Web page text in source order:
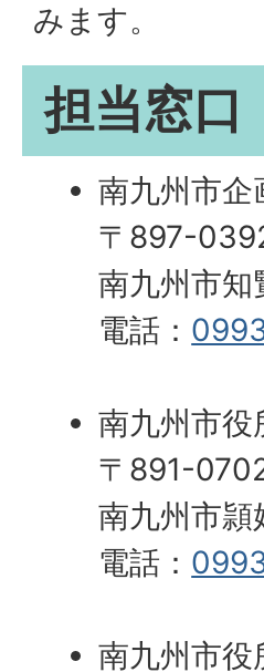
みます。
担当窓口
南九州市企
〒897-
南九州市
電話：
南九州市役
〒891-
南九州市
電話：
南九州市役